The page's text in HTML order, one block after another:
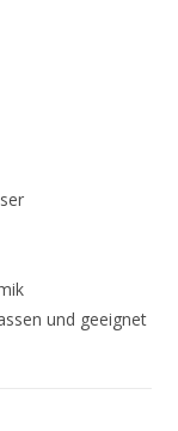
und geeignet